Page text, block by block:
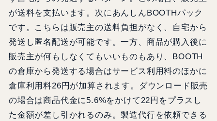
が送料を支払います。次にあんしんBOOTHパック
です。こちらは販売主の送料負担がなく、自宅から
発送し匿名配送が可能です。一方、商品が購入後に
販売主が何もしなくてもいいものもあり、BOOTH
の倉庫から発送する場合はサービス利用料のほかに
倉庫利用料26円が加算されます。ダウンロード販売
の場合は商品代金に5.6%をかけて22円をプラスし
た金額が差し引かれるのみ。製造代行を依頼できる